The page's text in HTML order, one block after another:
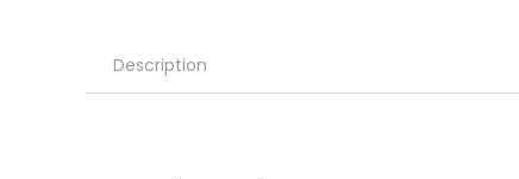
Description